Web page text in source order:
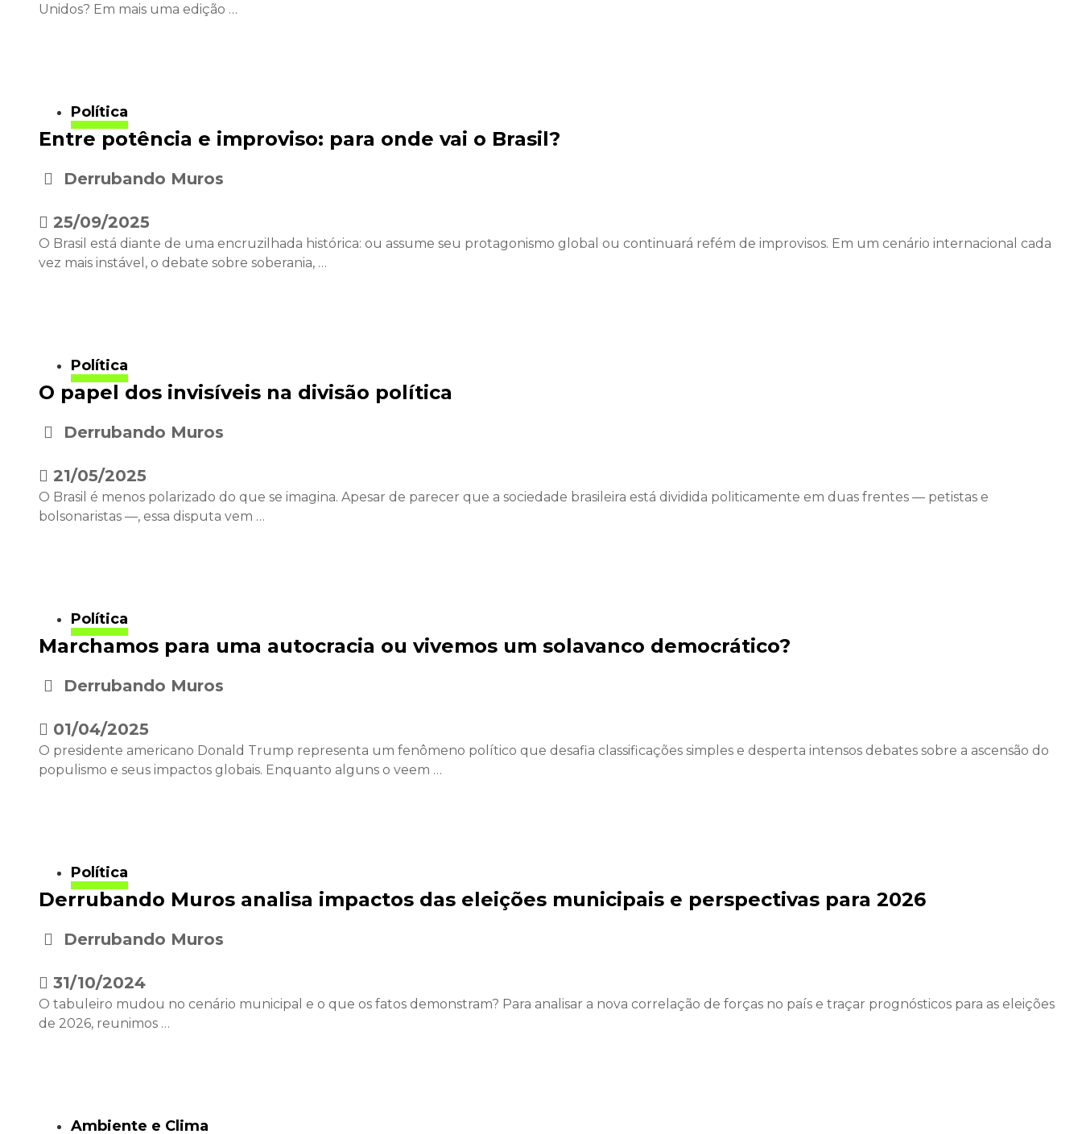
Unidos? Em mais uma edição …
Política
Entre potência e improviso: para onde vai o Brasil?
Derrubando Muros
25/09/2025
O Brasil está diante de uma encruzilhada histórica: ou assume seu protagonismo global ou continuará refém de improvisos. Em um cenário internacional cada
vez mais instável, o debate sobre soberania, …
Política
O papel dos invisíveis na divisão política
Derrubando Muros
21/05/2025
O Brasil é menos polarizado do que se imagina. Apesar de parecer que a sociedade brasileira está dividida politicamente em duas frentes — petistas e
bolsonaristas —, essa disputa vem …
Política
Marchamos para uma autocracia ou vivemos um solavanco democrático?
Derrubando Muros
01/04/2025
O presidente americano Donald Trump representa um fenômeno político que desafia classificações simples e desperta intensos debates sobre a ascensão do
populismo e seus impactos globais. Enquanto alguns o veem …
Política
Derrubando Muros analisa impactos das eleições municipais e perspectivas para 2026
Derrubando Muros
31/10/2024
O tabuleiro mudou no cenário municipal e o que os fatos demonstram? Para analisar a nova correlação de forças no país e traçar prognósticos para as eleições
de 2026, reunimos …
Ambiente e Clima